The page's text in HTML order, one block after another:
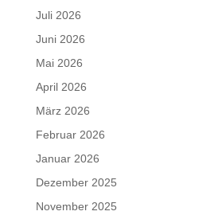
Juli 2026
Juni 2026
Mai 2026
April 2026
März 2026
Februar 2026
Januar 2026
Dezember 2025
November 2025